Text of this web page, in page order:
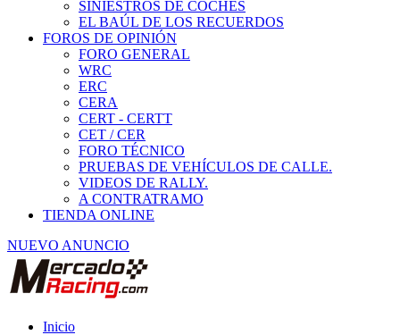
FOROS DE OPINIÓN
FORO GENERAL
WRC
ERC
CERA
CERT - CERTT
CET / CER
FORO TÉCNICO
PRUEBAS DE VEHÍCULOS DE CALLE.
VIDEOS DE RALLY.
A CONTRATRAMO
TIENDA ONLINE
NUEVO ANUNCIO
Vehículos de Competición